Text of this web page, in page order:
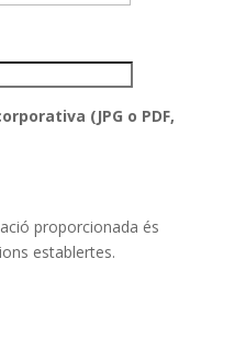
(JPG o PDF,
proporcionada és
establertes.